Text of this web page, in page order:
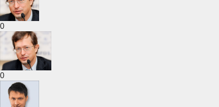
0
0